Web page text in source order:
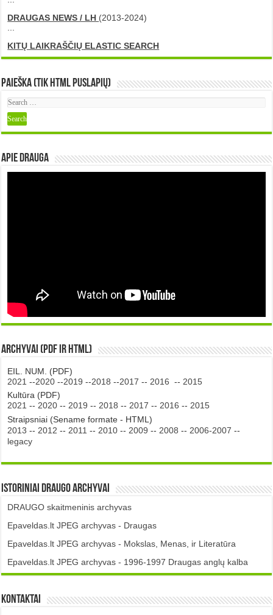
DRAUGAS NEWS / LH (2013-2024)
KITŲ LAIKRAŠČIŲ ELASTIC SEARCH
Paieška (tik HTML puslapių)
Apie DRAUGA
Archyvai (PDF ir HTML)
EIL. NUM. (PDF)
2021 --2020 --2019 --2018 --2017 -- 2016 -- 2015
Kultūra (PDF)
2021 -- 2020 -- 2019 -- 2018 -- 2017 -- 2016 -- 2015
Straipsniai (Sename formate - HTML)
2013 -- 2012 -- 2011 -- 2010 -- 2009 -- 2008 -- 2006-2007 --
legacy
Istoriniai DRAUGO Archyvai
DRAUGO skaitmeninis archyvas
Epaveldas.lt JPEG archyvas - Draugas
Epaveldas.lt JPEG archyvas - Mokslas, Menas, ir Literatūra
Epaveldas.lt JPEG archyvas - 1996-1997 Draugas anglų kalba
Kontaktai